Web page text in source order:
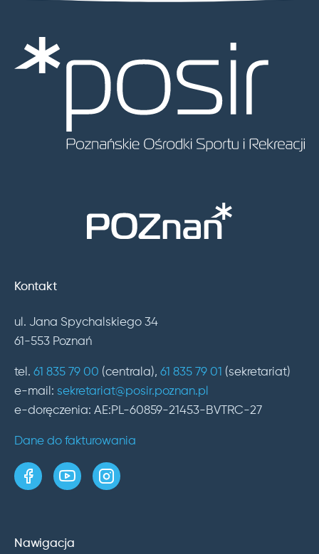
Kontakt
ul. Jana Spychalskiego 34
61-553 Poznań
tel. 61 835 79 00 (centrala), 61 835 79 01 (sekretariat)
e-mail: sekretariat@posir.poznan.pl
e-doręczenia: AE:PL-60859-21453-BVTRC-27
Dane do fakturowania
strona w serwisie Facebook
kanał w serwisie YouTube
profil w serwisie Instagram
Nawigacja